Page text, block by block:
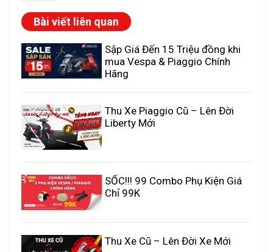
Bài viết liên quan
Sập Giá Đến 15 Triệu đồng khi
mua Vespa & Piaggio Chính
Hãng
Thu Xe Piaggio Cũ – Lên Đời
Liberty Mới
SỐC!!! 99 Combo Phụ Kiện Giá
Chỉ 99K
Thu Xe Cũ – Lên Đời Xe Mới